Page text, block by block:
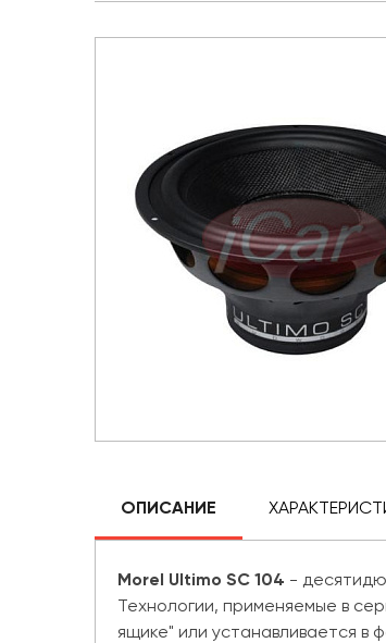
ОПИСАНИЕ
Morel Ultimo SC 104 -
Технологии, применяемые в
ящике" или устанавливается в